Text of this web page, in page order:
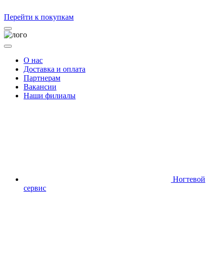
Перейти к покупкам
О нас
Доставка и оплата
Партнерам
Вакансии
Наши филиалы
Ногтевой
сервис